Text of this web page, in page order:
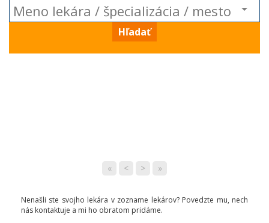
Hľadať
« < > »
Nenašli ste svojho lekára v zozname lekárov? Povedzte mu, nech
nás kontaktuje a mi ho obratom pridáme.